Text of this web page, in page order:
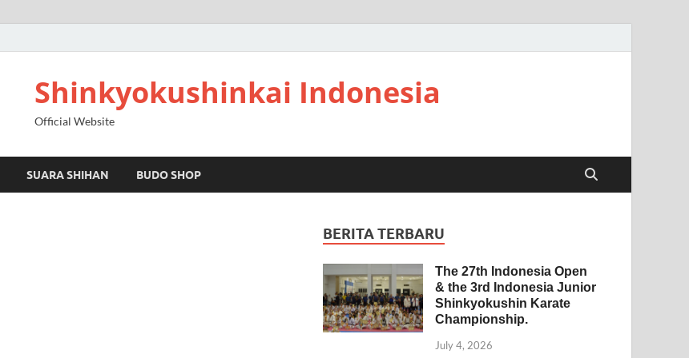
Shinkyokushinkai Indonesia
Official Website
SUARA SHIHAN BUDO SHOP
BERITA TERBARU
The 27th Indonesia Open
& the 3rd Indonesia Junior
Shinkyokushin Karate
Championship.
July 4, 2026